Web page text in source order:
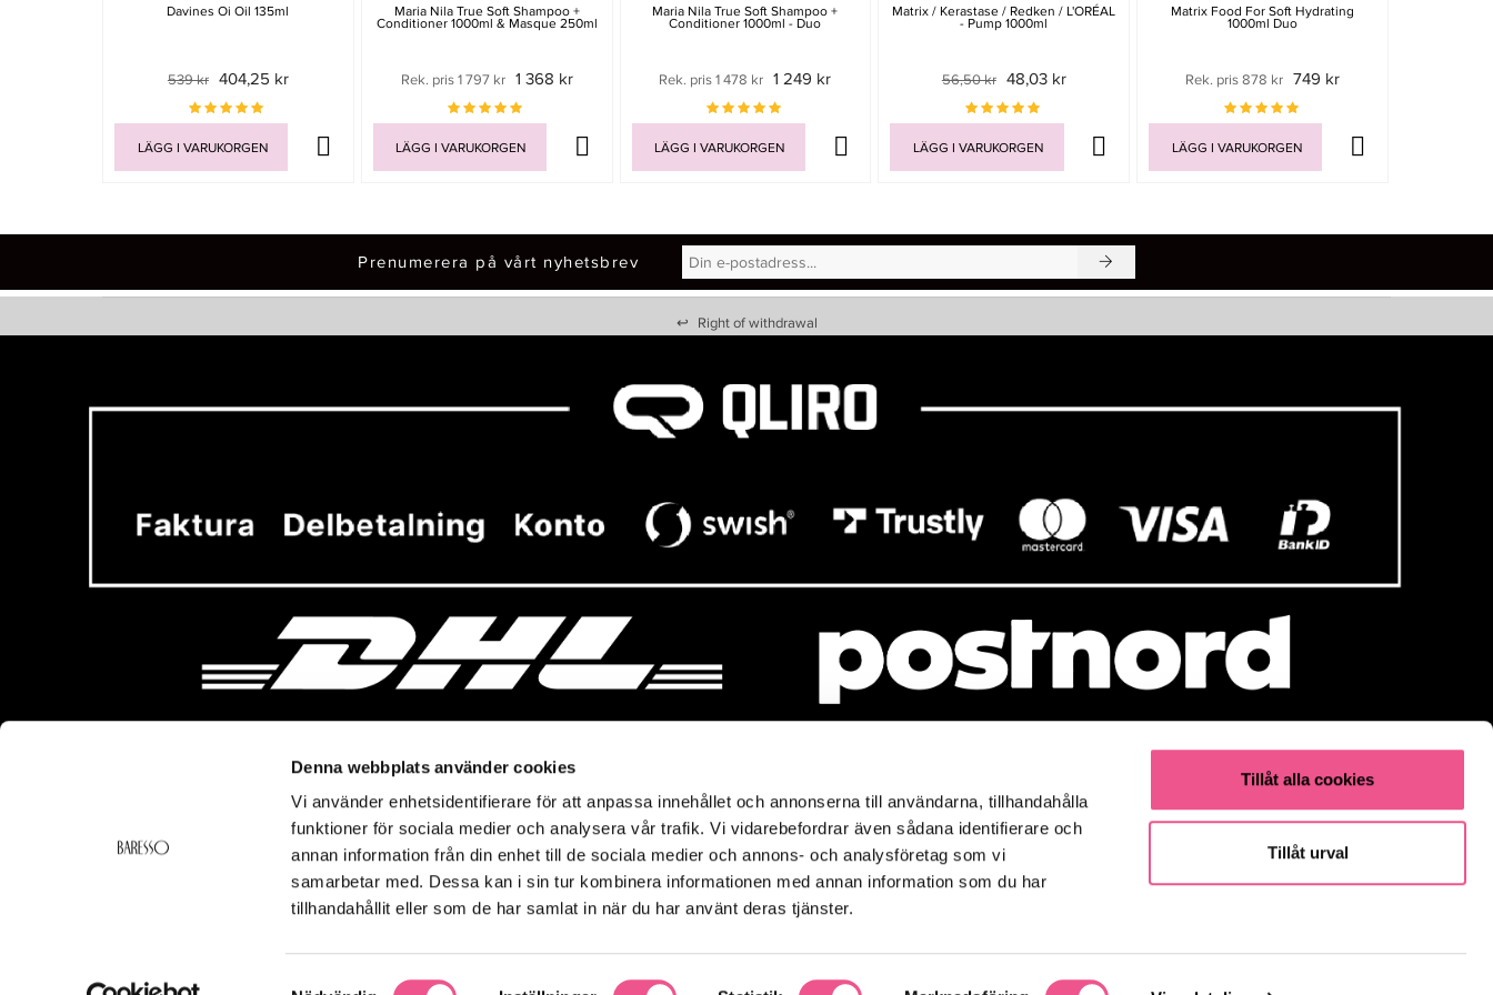
Denna webbplats använder cookies
Vi använder enhetsidentifierare för att anpassa innehållet och annonserna till användarna, tillhandahålla
funktioner för sociala medier och analysera vår trafik. Vi vidarebefordrar även sådana identifierare och
annan information från din enhet till de sociala medier och annons- och analysföretag som vi
samarbetar med. Dessa kan i sin tur kombinera informationen med annan information som du har
tillhandahållit eller som de har samlat in när du har använt deras tjänster.
Samtyckesval
Tillåt alla cookies
Tillåt urval
Davines Oi Oil 135ml
539 kr 404,25 kr
LÄGG I VARUKORGEN
Maria Nila True Soft Shampoo +
Conditioner 1000ml & Masque 250ml
Rek. pris 1 797 kr 1 368 kr
LÄGG I VARUKORGEN
Maria Nila True Soft Shampoo +
Conditioner 1000ml - Duo
Rek. pris 1 478 kr 1 249 kr
LÄGG I VARUKORGEN
Matrix / Kerastase / Redken / L'ORÉAL
- Pump 1000ml
56,50 kr 48,03 kr
LÄGG I VARUKORGEN
Matrix Food For Soft Hydrating
1000ml Duo
Rek. pris 878 kr 749 kr
LÄGG I VARUKORGEN
Prenumerera på vårt nyhetsbrev
↩ Right of withdrawal
Kontakt
Om Baresso
Baresso Magasin
Om Baresso.se
Cookiepolicy
Smspolicy
Mitt Baresso
Baresso Family
Mitt konto
Ändra cookieinställningar
Populärt
Parfym
Fynda